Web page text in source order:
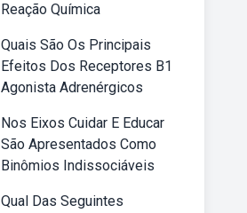
Reação Química
Quais São Os Principais
Efeitos Dos Receptores B1
Agonista Adrenérgicos
Nos Eixos Cuidar E Educar
São Apresentados Como
Binômios Indissociáveis
Qual Das Seguintes